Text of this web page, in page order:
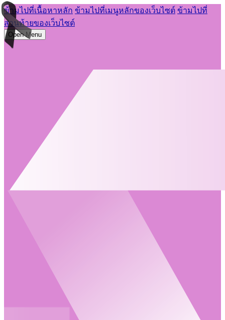
ข้ามไปที่เนื้อหาหลัก ข้ามไปที่เมนูหลักของเว็บไซต์ ข้ามไปที่
ส่วนท้ายของเว็บไซต์
Open Menu